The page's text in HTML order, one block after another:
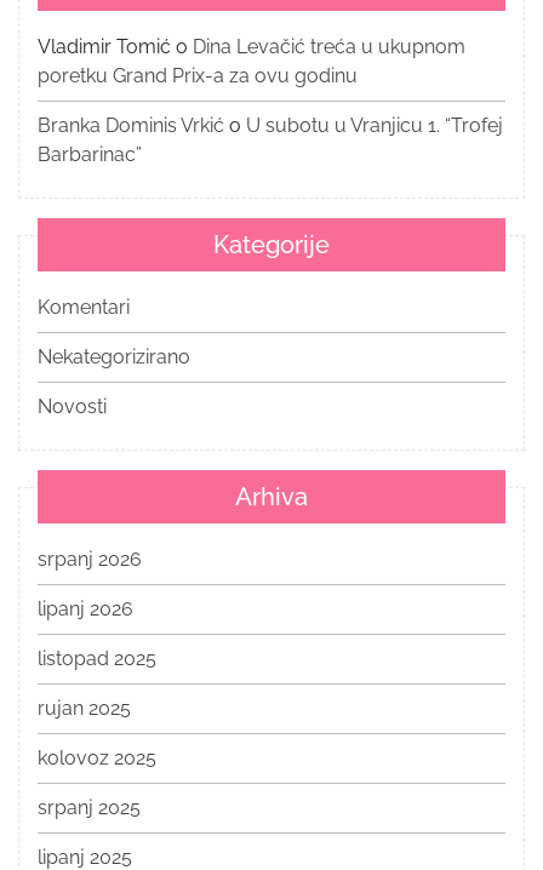
Vladimir Tomić o Dina Levačić treća u ukupnom
poretku Grand Prix-a za ovu godinu
Branka Dominis Vrkić o U subotu u Vranjicu 1. “Trofej
Barbarinac”
Kategorije
Komentari
Nekategorizirano
Novosti
Arhiva
srpanj 2026
lipanj 2026
listopad 2025
rujan 2025
kolovoz 2025
srpanj 2025
lipanj 2025